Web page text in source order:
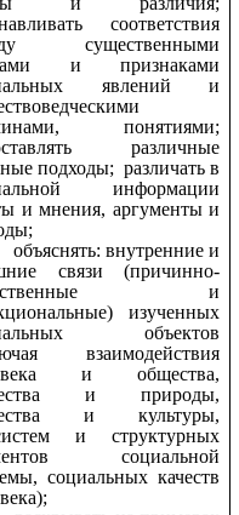
соответствия
существенными
и признаками
явлений и
понятиями;
различные
подходы; различать в
информации
и мнения, аргументы и
внутренние и
связи (причинно-
и
изученных
объектов
взаимодействия
и общества,
и природы,
и культуры,
и структурных
социальной
социальных качеств